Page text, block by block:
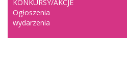
KONKURSY/AKCJE
Ogłoszenia
wydarzenia